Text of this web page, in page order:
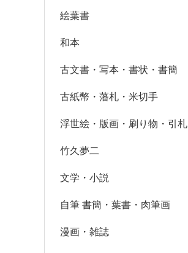
絵葉書
和本
古文書・写本・書状・書簡
古紙幣・藩札・米切手
浮世絵・版画・刷り物・引札
竹久夢二
文学・小説
自筆 書簡・葉書・肉筆画
漫画・雑誌